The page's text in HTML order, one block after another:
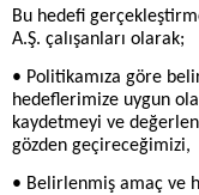
Bu hedefi
A.Ş. çalışanları olarak;
• Politikamıza göre
hedeflerimize uygun
kaydetmeyi ve
gözden geçireceğimizi,
• Belirlenmiş amaç ve